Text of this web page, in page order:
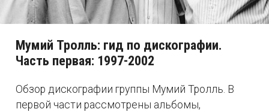
Мумий Тролль: гид по дискографии.
Часть первая: 1997-2002
Обзор дискографии группы Мумий Тролль. В
первой части рассмотрены альбомы,